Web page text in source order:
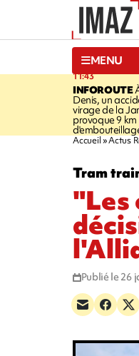
MENU
11:43
INFOROUTE
Denis, un
virage de la
provoque 9 km
Accueil Actus
Tram
"Les
Publié le 26